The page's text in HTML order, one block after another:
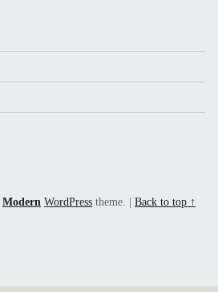
Modern WordPress theme. | Back to top ↑